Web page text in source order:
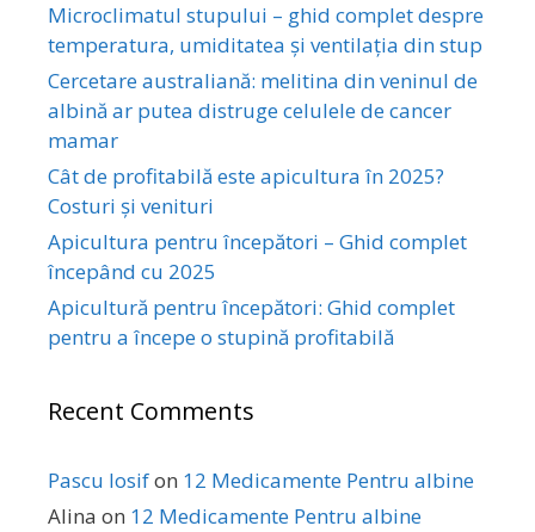
Microclimatul stupului – ghid complet despre
temperatura, umiditatea și ventilația din stup
Cercetare australiană: melitina din veninul de
albină ar putea distruge celulele de cancer
mamar
Cât de profitabilă este apicultura în 2025?
Costuri și venituri
Apicultura pentru începători – Ghid complet
începând cu 2025
Apicultură pentru începători: Ghid complet
pentru a începe o stupină profitabilă
Recent Comments
Pascu Iosifon 12 Medicamente Pentru albine
Alina on 12 Medicamente Pentru albine